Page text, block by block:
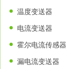
温度变送器
电流变送器
霍尔电流传感器
漏电流变送器